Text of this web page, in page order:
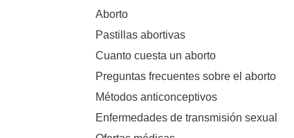
Aborto
Pastillas abortivas
Cuanto cuesta un aborto
Preguntas frecuentes sobre el aborto
Métodos anticonceptivos
Enfermedades de transmisión sexual